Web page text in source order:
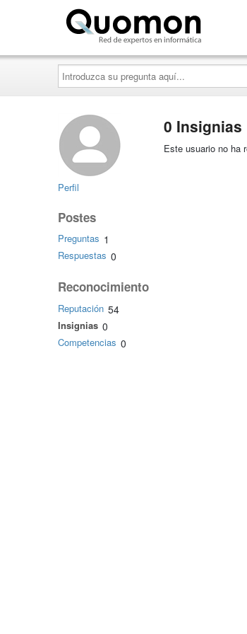
Introduzca
su
pregunta
aquí...
Perfil
Postes
Preguntas 1
Respuestas 0
Reconocimiento
Reputación 54
Insignias 0
Competencias 0
0 Insignias
Este usuario no ha